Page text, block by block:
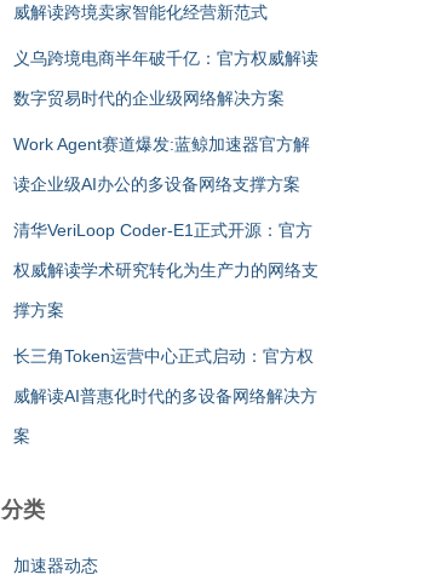
威解读跨境卖家智能化经营新范式
义乌跨境电商半年破千亿：官方权威解读
数字贸易时代的企业级网络解决方案
Work Agent赛道爆发:蓝鲸加速器官方解
读企业级AI办公的多设备网络支撑方案
清华VeriLoop Coder-E1正式开源：官方
权威解读学术研究转化为生产力的网络支
撑方案
长三角Token运营中心正式启动：官方权
威解读AI普惠化时代的多设备网络解决方
案
分类
加速器动态